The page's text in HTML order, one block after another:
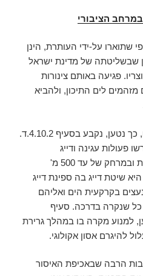
הציבורי
שתוארו על-ידי העותרת, הינן
שבשליטתה של מדינת ישראל
פגיעה באותם צינורות
לים התיכון, ולהביא
על מנת להתמודד עם סכנה זו, כך נטען, נקבע בסעיף 4.10.2.ד.
"לא יורשו פעולות עגינה ודייג
מכמורתנים לאורך תוואי הצנרת ובמרחק של עד 500 מ'
שיטת דייג בה ספינת דייג
בקרקעית הים ואליהם
שנקרה בדרכה. סעיף
למנוע מקרה בו במהלך גרירת
להיגרם אסון אקולוגי.
הרבה שבאכיפת האיסור